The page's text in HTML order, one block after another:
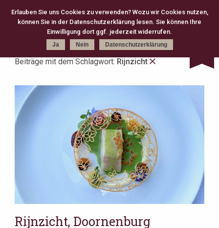
Beiträge mit dem Schlagwort: Rijnzicht
Rijnzicht, Doornenburg
Kategorie Schlagworte
Fine Dining (82)
2 Michelin Stars (74)
neue deutsche Küche (63)
Casual Fine Dining (59)
regional (58)
3 Michelin Stars (47)
Hannover (43)
japanisch (27)
klassisch (27)
Jeunes Restaurateurs (25)
Take Away (24)
asiatisch (18)
Österreich (18)
Bib Gourmand (16)
Amsterdam (15)
Christian Bau (15)
Erlauben Sie uns Cookies zu verwenden? Wozu wir Cookies nutzen,
können Sie in der Datenschutzerklärung lesen. Sie können Ihre
Einwilligung dort ggf. jederzeit widerrufen.
Ja Nein Datenschutzerklärung